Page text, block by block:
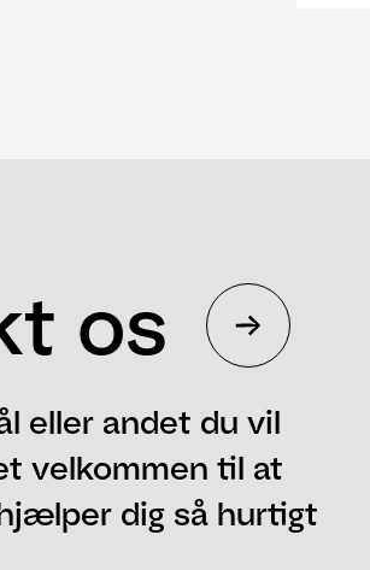
os
eller andet du vil
velkommen til at
dig så hurtigt